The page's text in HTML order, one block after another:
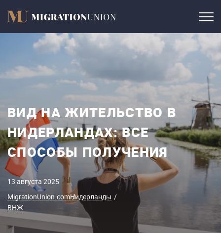
ВИД НА ЖИТЕЛЬСТВО В
НИДЕРЛАНДАХ: ВСЕ
СПОСОБЫ ПОЛУЧЕНИЯ
13 августа 2025
MigrationUnion.comНидерланды
ВНЖ